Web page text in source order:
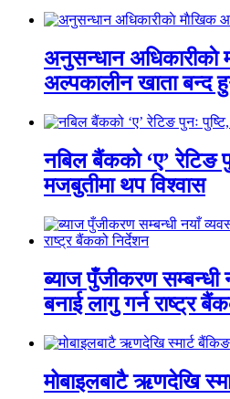
अनुसन्धान
अल्पकालीन खाता बन्द
नबिल बैंकको ‘ए’ रेटिङ
मजबुतीमा थप विश्वास
ब्याज पुँजीकरण सम्बन्धी
बनाई लागु गर्न राष्ट्र
मोबाइलबाटै ऋणदेखि